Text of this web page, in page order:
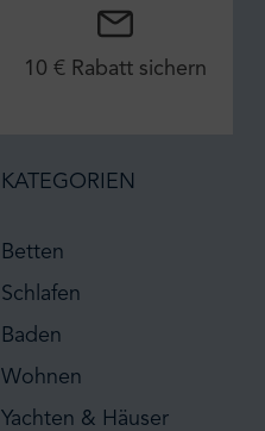
10 € Rabatt sichern
KATEGORIEN
Betten
Schlafen
Baden
Wohnen
Yachten & Häuser